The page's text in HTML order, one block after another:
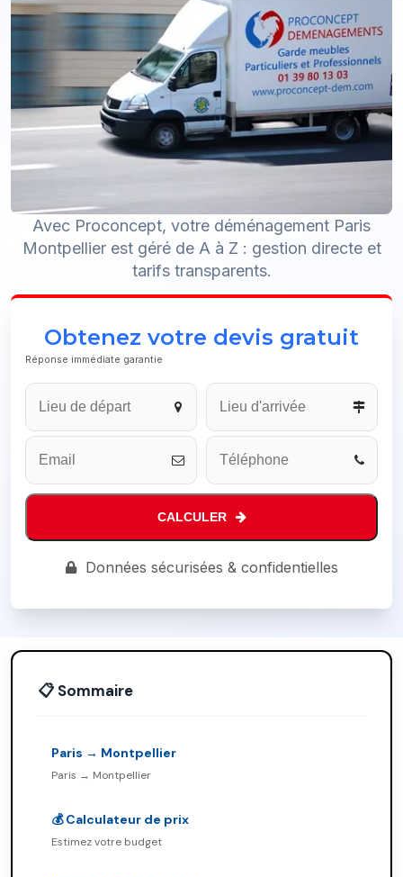
Avec Proconcept, votre déménagement Paris
Montpellier est géré de A à Z : gestion directe et
tarifs transparents.
Obtenez votre devis gratuit
Réponse immédiate garantie
Email
CALCULER
Données sécurisées & confidentielles
📋 Sommaire
Paris → Montpellier
Paris → Montpellier
💰 Calculateur de prix
Estimez votre budget